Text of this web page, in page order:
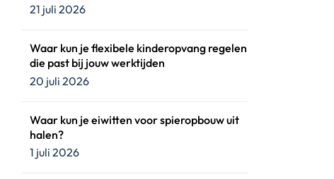
21 juli 2026
Waar kun je flexibele kinderopvang regelen
die past bij jouw werktijden
20 juli 2026
Waar kun je eiwitten voor spieropbouw uit
halen?
1 juli 2026